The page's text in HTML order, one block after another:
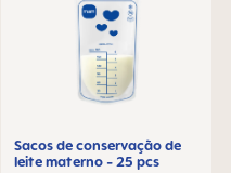
Sacos de conservação de
leite materno - 25 pcs